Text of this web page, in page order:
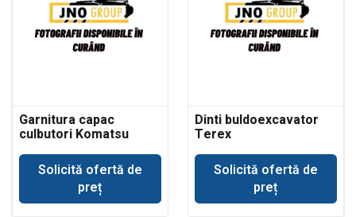
Garnitura capac
culbutori Komatsu
Solicită ofertă de
preț
Dinti buldoexcavator
Terex
Solicită ofertă de
preț